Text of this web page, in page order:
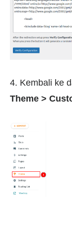
4. Kembali ke
Theme >